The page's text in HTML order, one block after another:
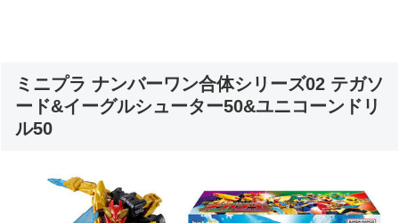
ミニプラ ナンバーワン合体シリーズ02 テガソ
ード&イーグルシューター50&ユニコーンドリ
ル50